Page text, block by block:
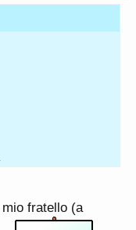
fratello (a